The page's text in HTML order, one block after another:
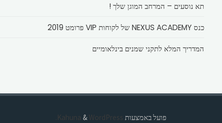
תא נוסעים – המרחב המוגן שלך !
כנס NEXUS ACADEMY של לקוחות VIP פרומט 2019
המדריך המלא לתקני שמנים בינלאומיים
פועל באמצעות & WordPress.